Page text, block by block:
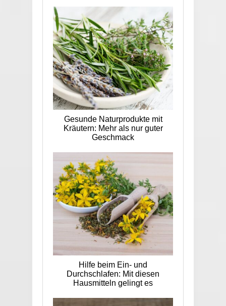
Gesunde Naturprodukte mit
Kräutern: Mehr als nur guter
Geschmack
Hilfe beim Ein- und
Durchschlafen: Mit diesen
Hausmitteln gelingt es